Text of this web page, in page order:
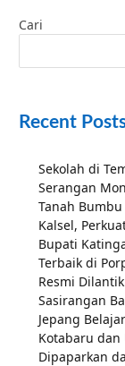
Cari
Recent
Sekolah di
Serangan
Tanah Bumbu
Kalsel,
Bupati
Terbaik di
Resmi Dilantik
Sasirangan
Jepang
Kotabaru dan
Dipaparkan